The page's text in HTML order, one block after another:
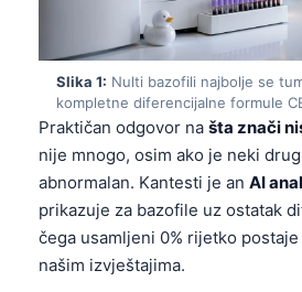
Slika 1: Nulti bazofili najbolje se
kompletne diferencijalne formule
Praktičan odgovor na šta znači
nije mnogo, osim ako je neki
abnormalan. Kantesti je an AI
prikazuje za bazofile uz ostatak
čega usamljeni 0% rijetko
našim izvještajima.